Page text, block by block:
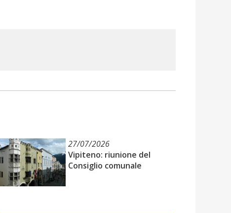
27/07/2026
Vipiteno: riunione del
Consiglio comunale